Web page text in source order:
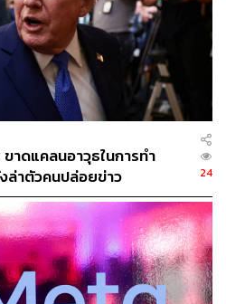
ติดตามสถานการณ์อย่างใกล้ชิด
ว่า ข้อตกลงดังกล่าวจะเกิดขึ้น
ระกาศเปิดใช้ช่องแคบฮอร์มุซ
รงกดดันต่อเศรษฐกิจได้อย่าง
ในเอเชียยังพึ่งพาการนำเข้า
นหลัก” วิศิษฐ์ กล่าว
โรงกลั่นหลายแห่งยังไม่
นจากรัสเซียหรือสหรัฐฯ
แตกต่างกัน และจำเป็นต้อง
รื่องจักร ซึ่งยังมีความไม่แน่นอน
ต่สถานการณ์กลับเข้าสู่ภาวะ
ยเป็นต้นทุนที่ไม่จำเป็น
าดแคลนอาวุธในการทำ
ล่าตัวคนปล่อยข่าว
24